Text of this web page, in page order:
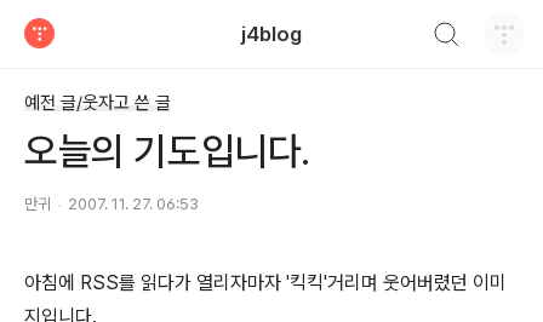
j4blog
예전 글/웃자고 쓴 글
오늘의 기도입니다.
만귀 2007. 11. 27. 06:53
아침에 RSS를 읽다가 열리자마자 '킥킥'거리며 웃어버렸던 이미
지입니다.